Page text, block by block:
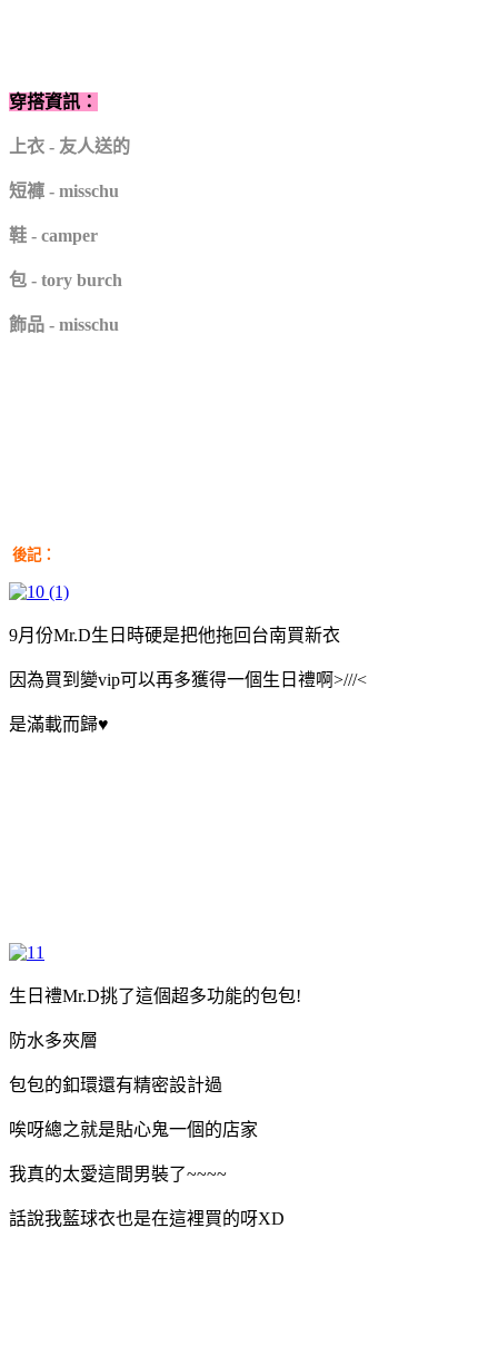
穿搭資訊：
上衣 - 友人送的
短褲 - misschu
鞋 - camper
包 - tory burch
飾品 - misschu
後記：
9月份Mr.D生日時硬是把他拖回台南買新衣
因為買到變vip可以再多獲得一個生日禮啊>///<
是滿載而歸♥
生日禮Mr.D挑了這個超多功能的包包!
防水多夾層
包包的釦環還有精密設計過
唉呀總之就是貼心鬼一個的店家
我真的太愛這間男裝了~~~~
話說我藍球衣也是在這裡買的呀XD